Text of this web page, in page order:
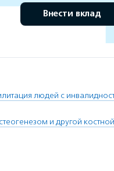
Внести вклад
людей с
и другой костной